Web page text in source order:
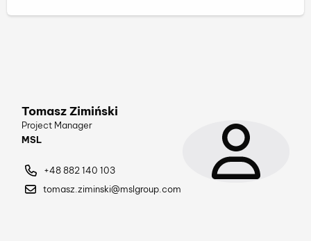
Tomasz Zimiński
Project Manager
MSL
+48 882 140 103
tomasz.ziminski@mslgroup.com